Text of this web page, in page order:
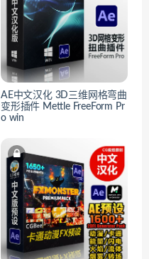
AE中文汉化 3D三维网格弯曲
变形插件 Mettle FreeForm Pr
o win